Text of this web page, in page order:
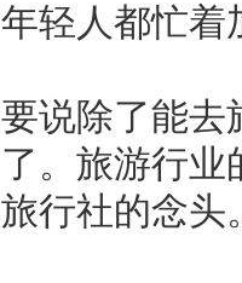
年轻人都忙着
要说除了能去
了。旅游行业
旅行社的念头